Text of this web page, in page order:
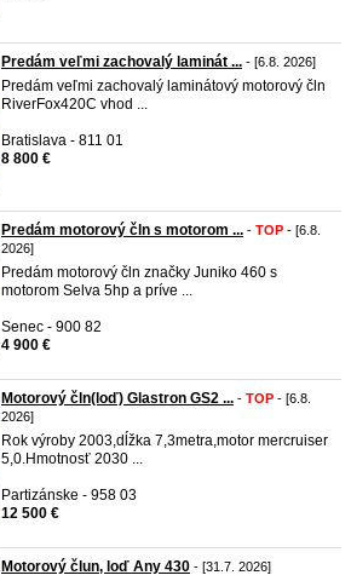
Predám veľmi zachovalý laminát ... - [6.8. 2026]
Predám veľmi zachovalý laminátový motorový čln
RiverFox420C vhod ...
Bratislava - 811 01
8 800 €
Predám motorový čln s motorom ... - TOP - [6.8.
2026]
Predám motorový čln značky Juniko 460 s
motorom Selva 5hp a príve ...
Senec - 900 82
4 900 €
Motorový čln(loď) Glastron GS2 ... - TOP - [6.8.
2026]
Rok výroby 2003,dĺžka 7,3metra,motor mercruiser
5,0.Hmotnosť 2030 ...
Partizánske - 958 03
12 500 €
Motorový člun, loď Any 430 - [31.7. 2026]